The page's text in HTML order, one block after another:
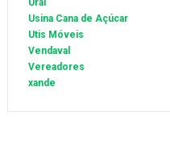
Uraí
Usina Cana de Açúcar
Utis Móveis
Vendaval
Vereadores
xande